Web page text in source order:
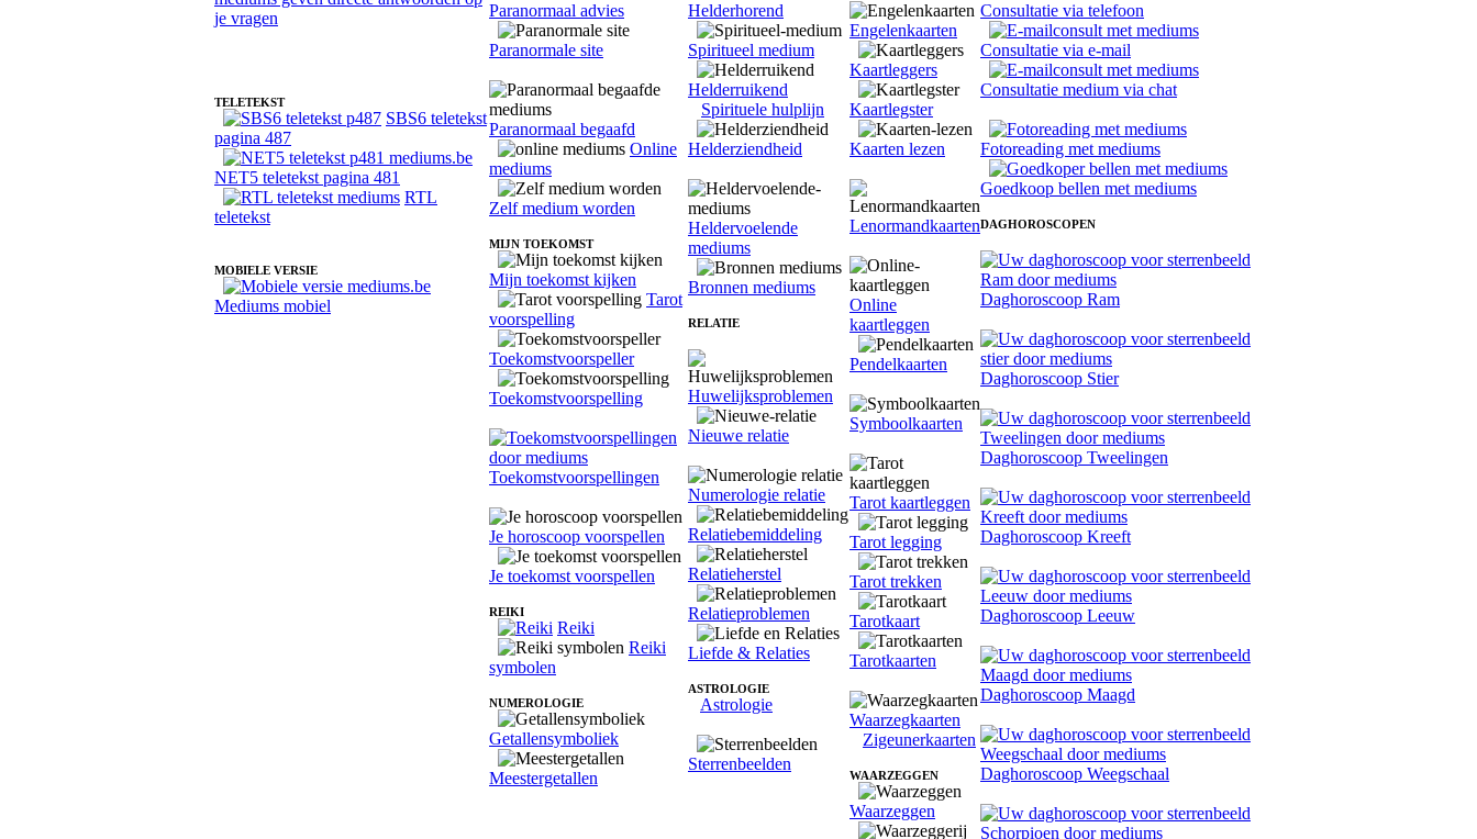
TELETEKST
SBS6 teletekst
pagina 487
NET5 teletekst pagina 481
RTL
teletekst
MOBIELE VERSIE
Mediums mobiel
Paranormaal advies
Paranormale site
Paranormaal begaafd
Online
mediums
Zelf medium worden
MIJN TOEKOMST
Mijn toekomst kijken
Tarot
voorspelling
Toekomstvoorspeller
Toekomstvoorspelling
Toekomstvoorspellingen
Je horoscoop voorspellen
Je toekomst voorspellen
REIKI
Reiki
Reiki
symbolen
NUMEROLOGIE
Getallensymboliek
Meestergetallen
Helderhorend
Spiritueel medium
Helderruikend
Spirituele hulplijn
Helderziendheid
Heldervoelende
mediums
Bronnen mediums
RELATIE
Huwelijksproblemen
Nieuwe relatie
Numerologie relatie
Relatiebemiddeling
Relatieherstel
Relatieproblemen
Liefde & Relaties
ASTROLOGIE
Astrologie
Sterrenbeelden
Engelenkaarten
Kaartleggers
Kaartlegster
Kaarten lezen
Lenormandkaarten
Online
kaartleggen
Pendelkaarten
Symboolkaarten
Tarot kaartleggen
Tarot legging
Tarot trekken
Tarotkaart
Tarotkaarten
Waarzegkaarten
Zigeunerkaarten
WAARZEGGEN
Waarzeggen
Consultatie via telefoon
Consultatie via e-mail
Consultatie medium via chat
Fotoreading met mediums
Goedkoop bellen met mediums
DAGHOROSCOPEN
Daghoroscoop Ram
Daghoroscoop Stier
Daghoroscoop Tweelingen
Daghoroscoop Kreeft
Daghoroscoop Leeuw
Daghoroscoop Maagd
Daghoroscoop Weegschaal